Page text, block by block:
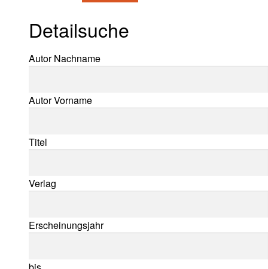
Detailsuche
Suche nach:
Autor Nachname
Autor Vorname
Titel
Verlag
Erscheinungsjahr